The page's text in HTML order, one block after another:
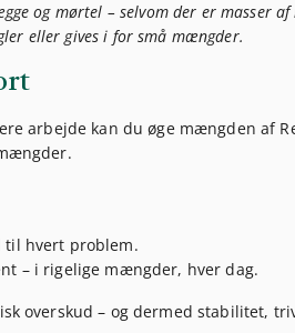
og mørtel – selvom der er masser
eller gives i for små mængder.
arbejde kan du øge mængden af
til hvert problem.
– i rigelige mængder, hver dag.
overskud – og dermed stabilitet,